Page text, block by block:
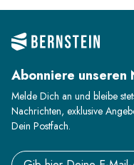
Abonniere unseren
Melde Dich an und bleibe
Nachrichten, exklusive
Dein Postfach.
Email address